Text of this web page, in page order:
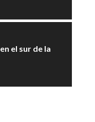
el sur de la